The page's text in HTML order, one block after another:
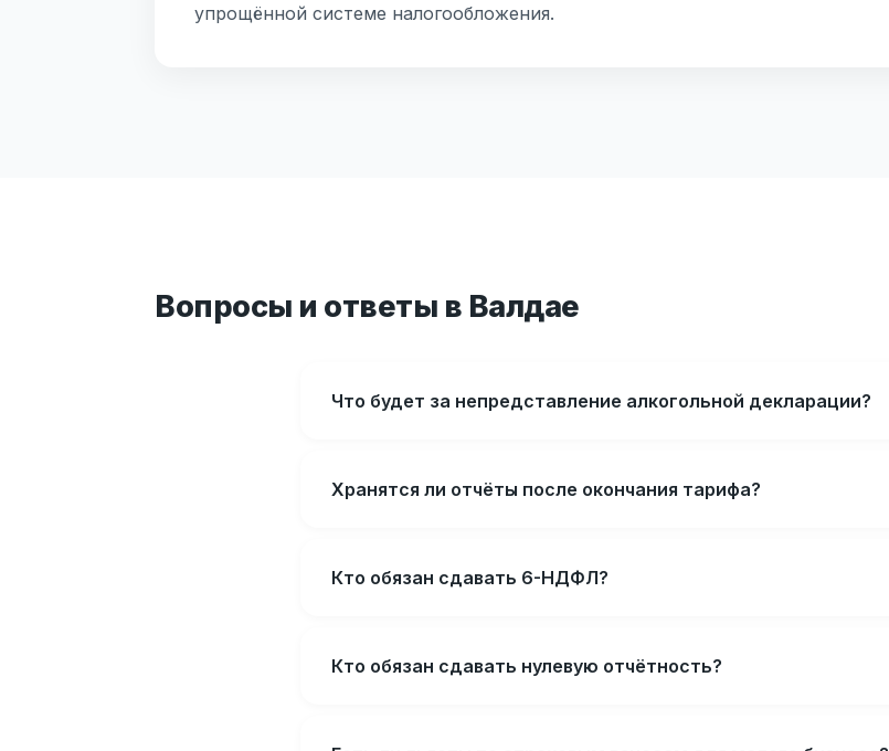
упрощённой системе налогообложения.
Вопросы и ответы в Валдае
Что будет за непредставление алкогольной декларации?
Хранятся ли отчёты после окончания тарифа?
Кто обязан сдавать 6-НДФЛ?
Кто обязан сдавать нулевую отчётность?